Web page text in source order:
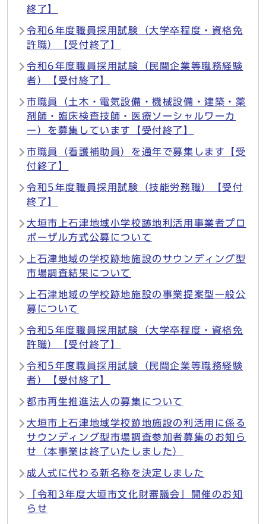
終了】
令和6年度職員採用試験（大学卒程度・資格免
許職）【受付終了】
令和6年度職員採用試験（民間企業等職務経験
者）【受付終了】
市職員（土木・電気設備・機械設備・建築・薬
剤師・臨床検査技師・医療ソーシャルワーカ
ー）を募集しています【受付終了】
市職員（看護補助員）を通年で募集します【受
付終了】
令和5年度職員採用試験（技能労務職）【受付
終了】
大垣市上石津地域小学校跡地利活用事業者プロ
ポーザル方式公募について
上石津地域の学校跡地施設のサウンディング型
市場調査結果について
上石津地域の学校跡地施設の事業提案型一般公
募について
令和5年度職員採用試験（大学卒程度・資格免
許職）【受付終了】
令和5年度職員採用試験（民間企業等職務経験
者）【受付終了】
都市再生推進法人の募集について
大垣市上石津地域学校跡地施設の利活用に係る
サウンディング型市場調査参加者募集のお知ら
せ（本事業は終了いたしました）
成人式に代わる新名称を決定しました
「令和3年度大垣市文化財審議会」開催のお知
らせ